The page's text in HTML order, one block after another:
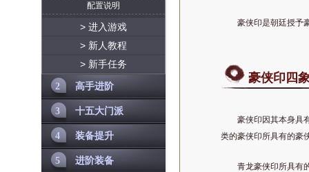
豪侠印是朝廷授予
豪侠印四
豪侠印因其本身具
类的豪侠印所具有的豪
青龙豪侠印所具有
配置说明
> 进入游戏
> 新人教程
> 新手任务
2 高手进阶
3 十五大门派
4 装备提升
5 进阶装备